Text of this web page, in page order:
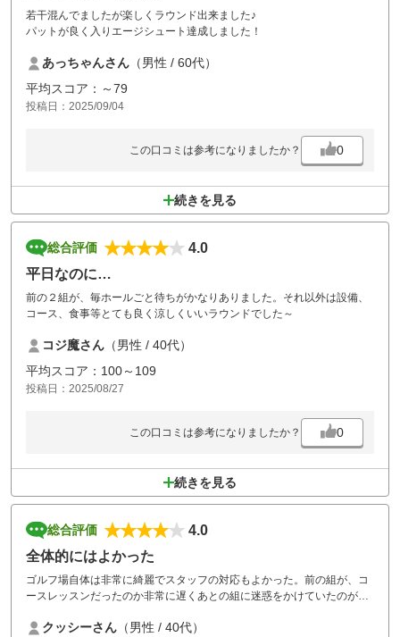
若干混んでましたが楽しくラウンド出来ました♪
パットが良く入りエージシュート達成しました！
あっちゃんさん （男性 / 60代）
平均スコア：～79
投稿日：2025/09/04
この口コミは参考になりましたか？ 0
続きを見る
総合評価
4.0
平日なのに…
前の２組が、毎ホールごと待ちがかなりありました。それ以外は設備、
コース、食事等とても良く涼しくいいラウンドでした～
コジ魔さん （男性 / 40代）
平均スコア：100～109
投稿日：2025/08/27
この口コミは参考になりましたか？ 0
続きを見る
総合評価
4.0
全体的にはよかった
ゴルフ場自体は非常に綺麗でスタッフの対応もよかった。前の組が、コ
ースレッスンだったのか非常に遅くあとの組に迷惑をかけていたのが残
クッシーさん （男性 / 40代）